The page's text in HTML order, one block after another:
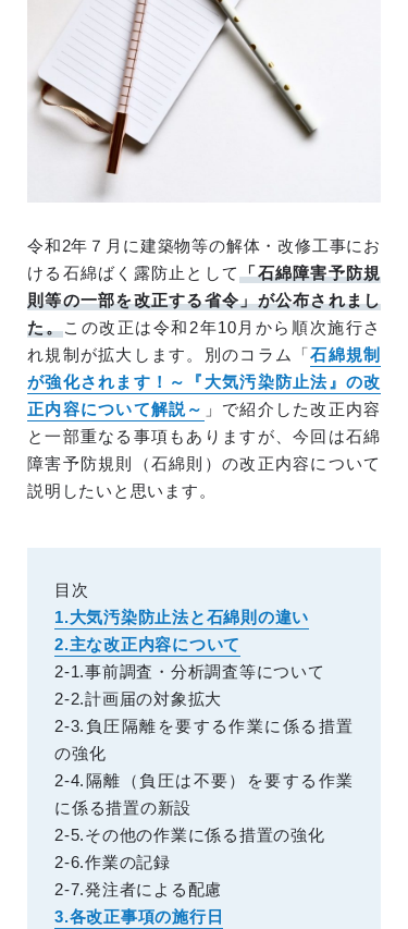
令和2年７月に建築物等の解体・改修工事にお
ける石綿ばく露防止として「石綿障害予防規
則等の一部を改正する省令」が公布されまし
た。この改正は令和2年10月から順次施行さ
れ規制が拡大します。別のコラム「石綿規制
が強化されます！～『大気汚染防止法』の改
正内容について解説～ 」で紹介した改正内容
と一部重なる事項もありますが、今回は石綿
障害予防規則（石綿則）の改正内容について
説明したいと思います。
目次
1.大気汚染防止法と石綿則の違い
2.主な改正内容について
2-1.事前調査・分析調査等について
2-2.計画届の対象拡大
2-3.負圧隔離を要する作業に係る措置
の強化
2-4.隔離（負圧は不要）を要する作業
に係る措置の新設
2-5.その他の作業に係る措置の強化
2-6.作業の記録
2-7.発注者による配慮
3.各改正事項の施行日